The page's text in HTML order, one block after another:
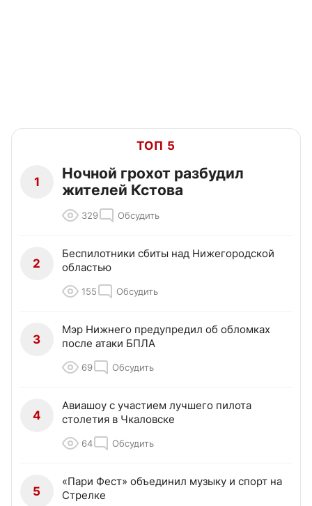
ТОП 5
1
Ночной грохот разбудил
жителей Кстова
329 Обсудить
2
Беспилотники сбиты над Нижегородской
областью
155 Обсудить
3
Мэр Нижнего предупредил об обломках
после атаки БПЛА
69 Обсудить
4
Авиашоу с участием лучшего пилота
столетия в Чкаловске
64 Обсудить
5
«Пари Фест» объединил музыку и спорт на
Стрелке